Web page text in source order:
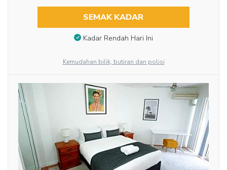
SEMAK KADAR
Kadar Rendah Hari Ini
Kemudahan bilik, butiran dan polisi